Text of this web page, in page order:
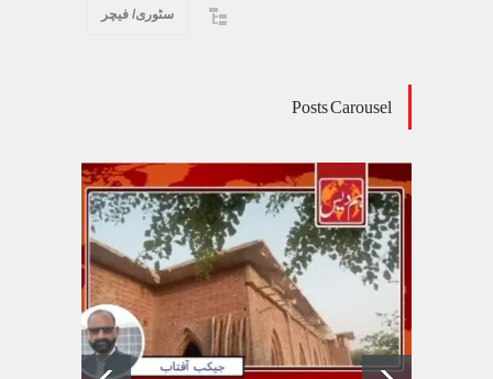
سٹوری/ فیچر
Posts Carousel